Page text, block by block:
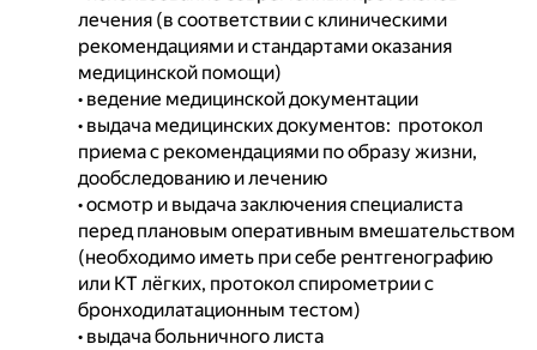
лечения (в соответствии с клиническими
рекомендациями и стандартами оказания
медицинской помощи)
• ведение медицинской документации
• выдача медицинских документов:  протокол
приема с рекомендациями по образу жизни,
дообследованию и лечению
• осмотр и выдача заключения специалиста
перед плановым оперативным вмешательством
(необходимо иметь при себе рентгенографию
или КТ лёгких, протокол спирометрии с
бронходилатационным тестом)
• выдача больничного листа